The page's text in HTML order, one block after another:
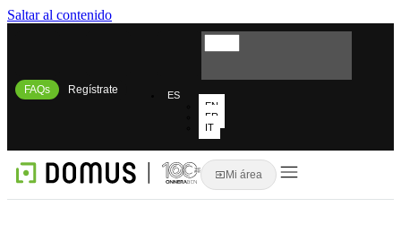
Saltar al contenido
FAQs Regístrate
ES
EN
FR
IT
Mi área